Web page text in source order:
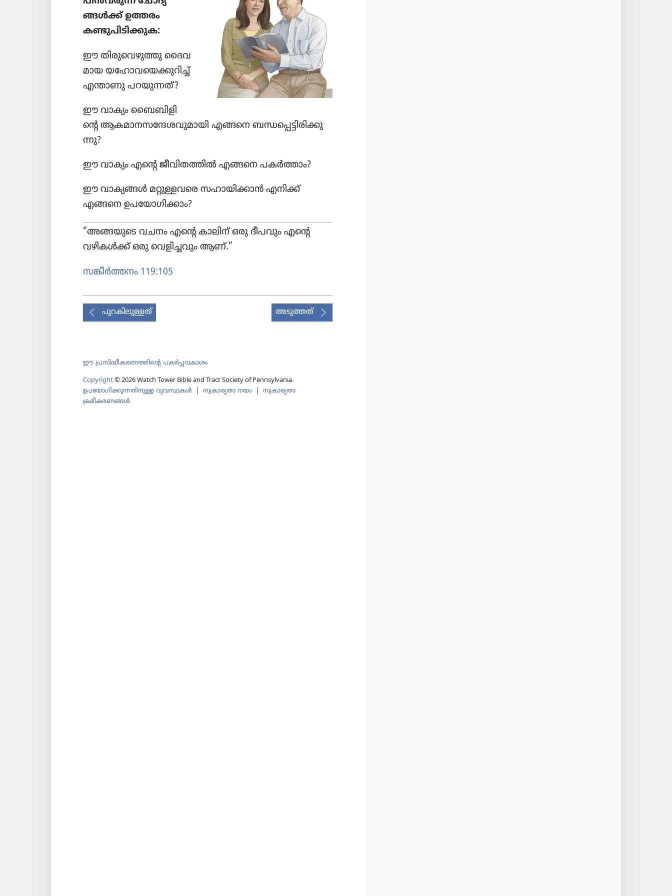
ങ്ങൾക്ക്‌ ഉത്തരം
കണ്ടുപി​ടി​ക്കുക:
ഈ തിരു​വെ​ഴു​ത്തു ദൈവ​
മായ യഹോ​വ​യെ​ക്കു​റിച്ച്‌
എന്താണു പറയു​ന്നത്‌?
ഈ വാക്യം ബൈബി​ളി​
ന്റെ ആകമാ​ന​സ​ന്ദേ​ശ​വു​മാ​യി എങ്ങനെ ബന്ധപ്പെ​ട്ടി​രി​ക്കു​
ന്നു?
ഈ വാക്യം എന്റെ ജീവി​ത​ത്തിൽ എങ്ങനെ പകർത്താം?
ഈ വാക്യങ്ങൾ മറ്റുള്ള​വരെ സഹായി​ക്കാൻ എനിക്ക്‌
എങ്ങനെ ഉപയോ​ഗി​ക്കാം?
“അങ്ങയുടെ വചനം എന്റെ കാലിന്‌ ഒരു ദീപവും എന്റെ
വഴികൾക്ക്‌ ഒരു വെളി​ച്ച​വും ആണ്‌.”
സങ്കീർത്ത​നം 119:105
പുറകിലുള്ളത് അടുത്തത്
ഈ പ്രസിദ്ധീകരണത്തിന്‍റെ പകർപ്പവകാശം
Copyright© 2026 Watch Tower Bible and Tract Society of Pennsylvania.
ഉപയോഗിക്കുന്നതിനുള്ള വ്യവസ്ഥകള്‍ സ്വകാര്യതാ നയം
സ്വകാര്യതാ
ക്രമീകരണങ്ങൾ